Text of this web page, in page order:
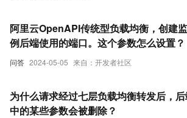
问答 2024-05-05 来自：开发者社区
阿里云OpenAPI传统型负载均衡，创建
例后端使用的端口。这个参数怎么设置？
为什么请求经过七层负载均衡转发后，
中的某些参数会被删除？